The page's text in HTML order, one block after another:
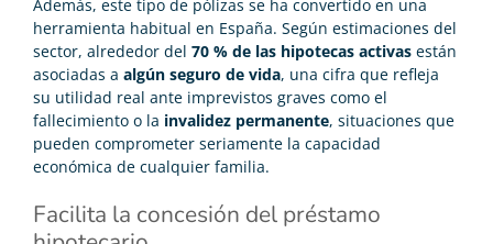
Además, este tipo de pólizas se ha convertido en una
herramienta habitual en España. Según estimaciones del
sector, alrededor del 70 % de las hipotecas activas están
asociadas a algún seguro de vida, una cifra que refleja
su utilidad real ante imprevistos graves como el
fallecimiento o la invalidez permanente, situaciones que
pueden comprometer seriamente la capacidad
económica de cualquier familia.
Facilita la concesión del préstamo